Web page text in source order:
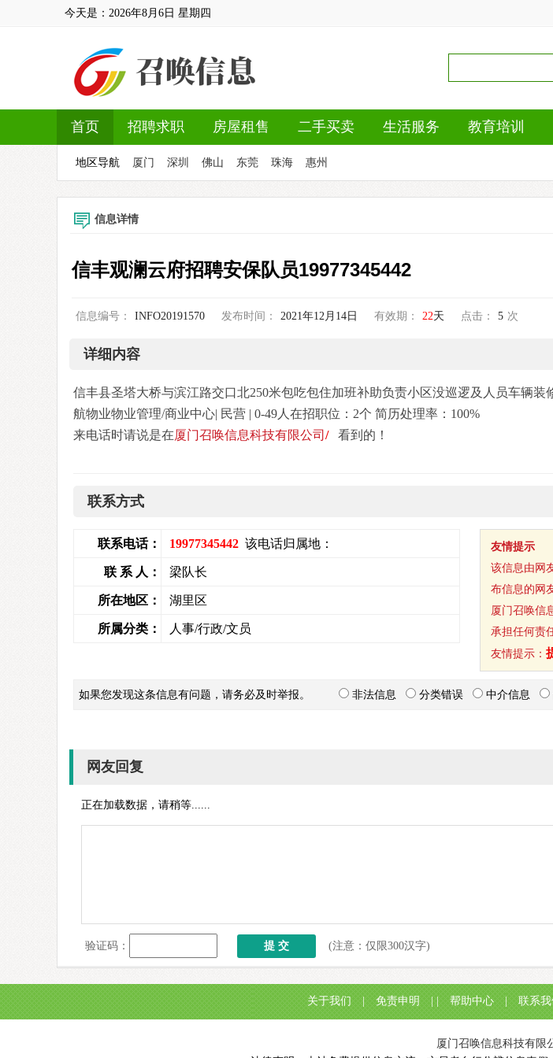
今天是： 2026年8月6日 星期四
首页 招聘求职 房屋租售 二手买卖 生活服务 教育培训
地区导航 厦门 深圳 佛山 东莞 珠海 惠州
信息详情
信丰观澜云府招聘安保队员19977345442
信息编号： INFO20191570 发布时间： 2021年12月14日 有效期： 22天 点击： 5 次
详细内容
信丰县圣塔大桥与滨江路交口北250米包吃包住加班补助负责小区没巡逻及人员车辆装
航物业物业管理/商业中心| 民营 | 0-49人在招职位：2个 简历处理率：100%
来电话时请说是在厦门召唤信息科技有限公司 / 看到的！
联系方式
联系电话： 19977345442 该电话归属地：
联 系 人： 梁队长
所在地区： 湖里区
所属分类： 人事/行政/文员
友情提示
该信息由网
布信息的网
厦门召唤信
承担任何责
友情提示：
如果您发现这条信息有问题，请务必及时举报。 非法信息 分类错误 中介信息
网友回复
正在加载数据，请稍等......
验证码： (注意：仅限300汉字)
关于我们 | 免责申明 | | 帮助中心 | 联系
厦门召唤信息科技有限